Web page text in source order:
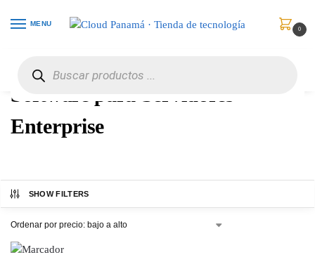
MENU
0
Software para Servidores
Enterprise
SHOW FILTERS